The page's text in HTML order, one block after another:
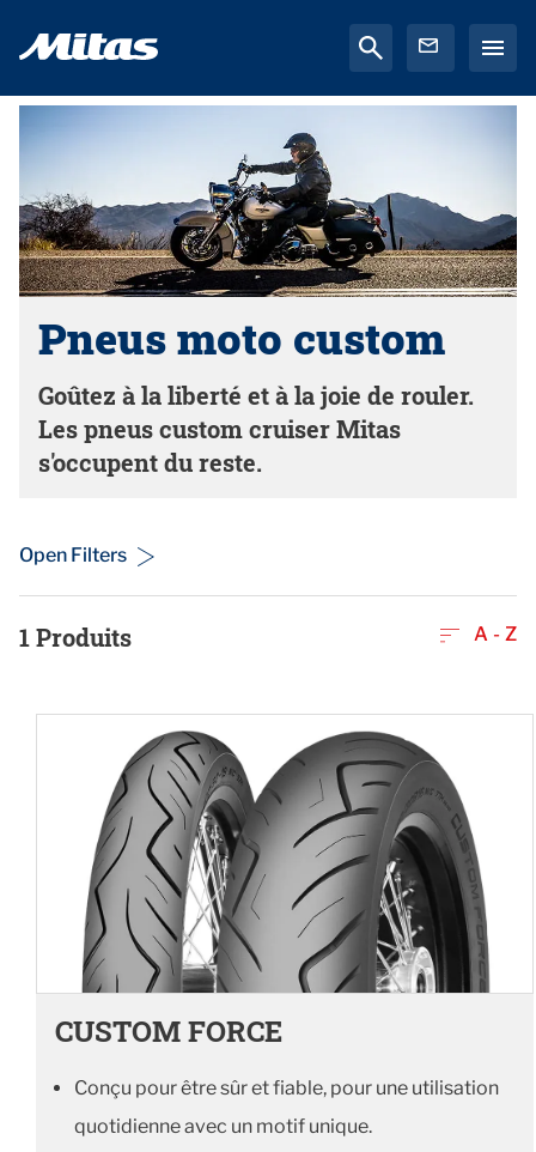
Pneus moto custom
Goûtez à la liberté et à la joie de rouler.
Les pneus custom cruiser Mitas
s'occupent du reste.
Open Filters
1Produits A - Z
CUSTOM FORCE
Conçu pour être sûr et fiable, pour une utilisation
quotidienne avec un motif unique.